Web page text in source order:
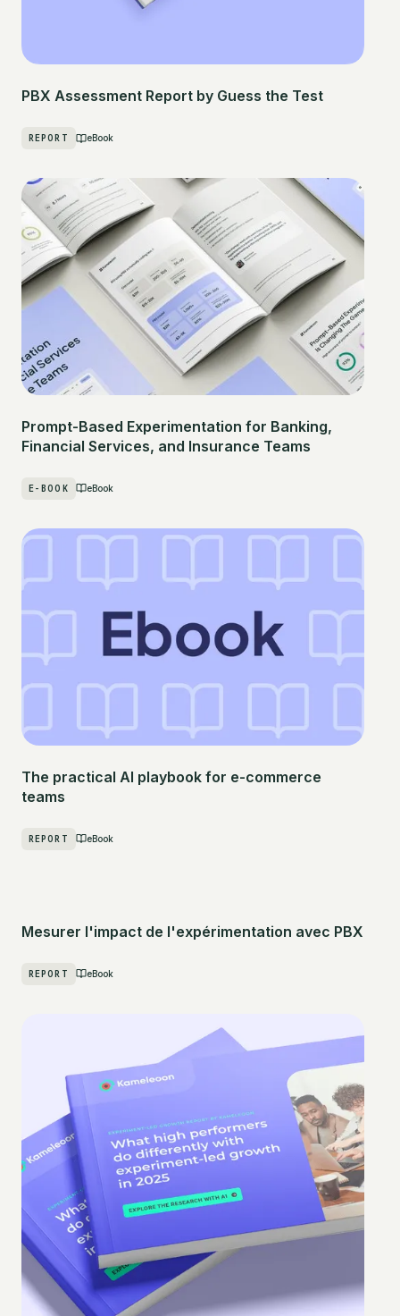
PBX Assessment Report by Guess the Test
REPORT eBook
Prompt-Based Experimentation for Banking,
Financial Services, and Insurance Teams
E-BOOK eBook
The practical AI playbook for e-commerce
teams
REPORT eBook
Mesurer l'impact de l'expérimentation avec PBX
REPORT eBook